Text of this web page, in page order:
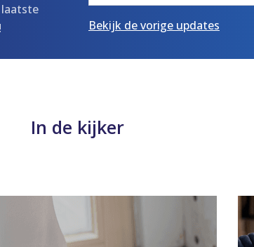
Bekijk de vorige updates
In de kijker